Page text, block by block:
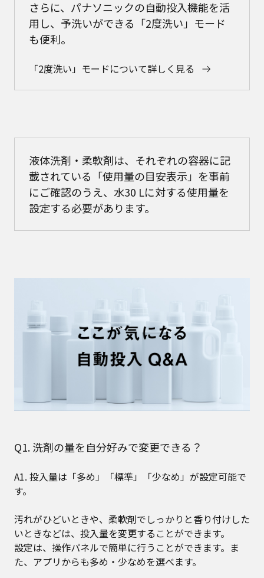
さらに、パナソニックの自動投入機能を活
用し、予洗いができる「2度洗い」モード
も便利。
「2度洗い」モードについて詳しく見る
液体洗剤・柔軟剤は、それぞれの容器に記
載されている「使用量の目安表示」を事前
にご確認のうえ、水30 Lに対する使用量を
設定する必要があります。
Q1. 洗剤の量を自分好みで変更できる？
A1. 投入量は「多め」「標準」「少なめ」が設定可能で
す。
汚れがひどいときや、柔軟剤でしっかりと香り付けした
いときなどは、投入量を変更することができます。
設定は、操作パネルで簡単に行うことができます。ま
た、アプリからも多め・少なめを選べます。